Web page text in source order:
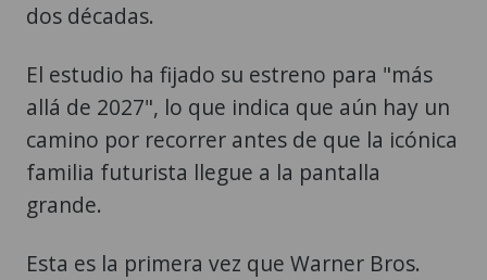
dos décadas.
El estudio ha fijado su estreno para "más
allá de 2027", lo que indica que aún hay un
camino por recorrer antes de que la icónica
familia futurista llegue a la pantalla
grande.
Esta es la primera vez que Warner Bros.